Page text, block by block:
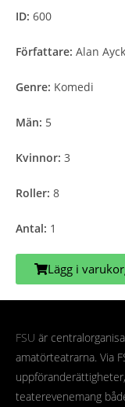
ID: 600
Författare: Alan
Genre: Komedi
Män: 5
Kvinnor: 3
Roller: 8
Antal: 1
Lägg i
FSU är
amatörteatrarna. Via
teaterevenemang